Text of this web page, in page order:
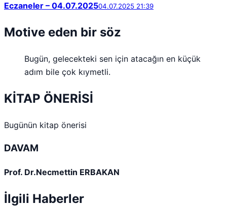
Eczaneler – 04.07.202504.07.2025 21:39
Motive eden bir söz
Bugün, gelecekteki sen için atacağın en küçük
adım bile çok kıymetli.
KİTAP ÖNERİSİ
Bugünün kitap önerisi
DAVAM
Prof. Dr.Necmettin ERBAKAN
İlgili Haberler